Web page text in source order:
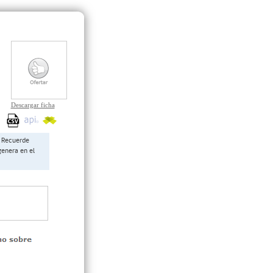
en el
Descargar ficha